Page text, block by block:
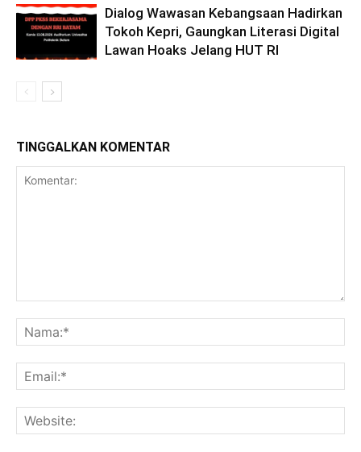
Dialog Wawasan Kebangsaan Hadirkan
Tokoh Kepri, Gaungkan Literasi Digital
Lawan Hoaks Jelang HUT RI
TINGGALKAN KOMENTAR